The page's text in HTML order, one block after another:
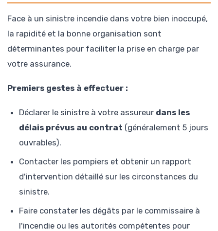
Face à un sinistre incendie dans votre bien inoccupé,
la rapidité et la bonne organisation sont
déterminantes pour faciliter la prise en charge par
votre assurance.
Premiers gestes à effectuer :
Déclarer le sinistre à votre assureur dans les
délais prévus au contrat (généralement 5 jours
ouvrables).
Contacter les pompiers et obtenir un rapport
d'intervention détaillé sur les circonstances du
sinistre.
Faire constater les dégâts par le commissaire à
l'incendie ou les autorités compétentes pour